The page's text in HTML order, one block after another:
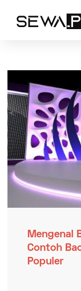
Mengenal
Contoh
Populer